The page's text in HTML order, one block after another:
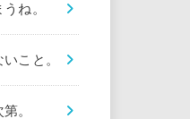
ね。
こと。
。